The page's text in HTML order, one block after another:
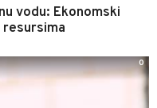
vodu: Ekonomski
0